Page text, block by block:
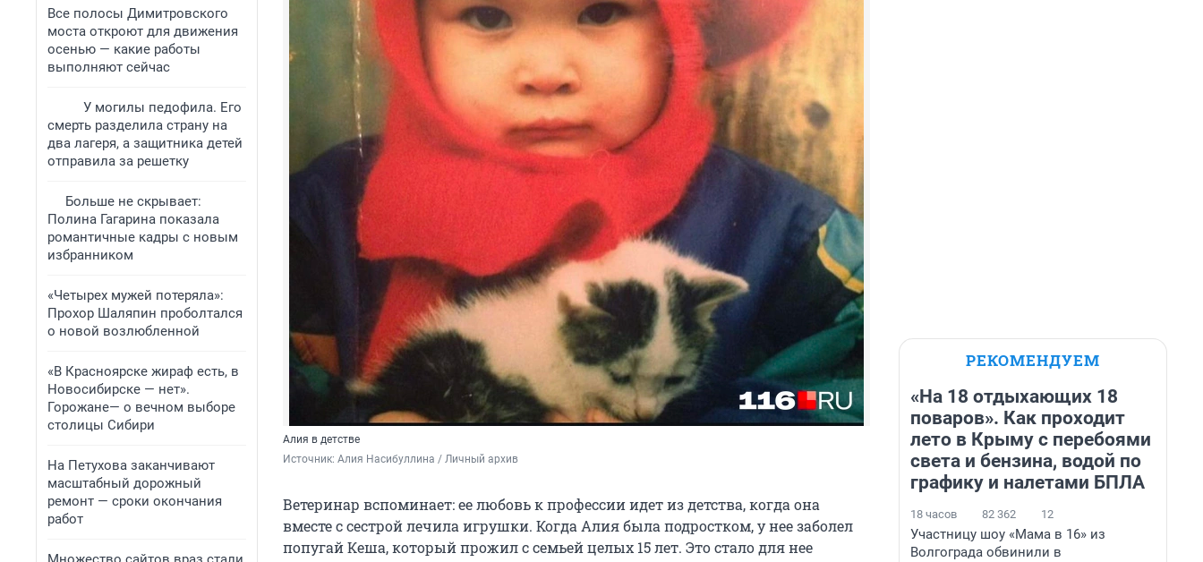
Все полосы Димитровского
моста откроют для движения
осенью — какие работы
выполняют сейчас
У могилы педофила. Его
смерть разделила страну на
два лагеря, а защитника детей
отправила за решетку
Больше не скрывает:
Полина Гагарина показала
романтичные кадры с новым
избранником
«Четырех мужей потеряла»:
Прохор Шаляпин проболтался
о новой возлюбленной
«В Красноярске жираф есть, в
Новосибирске — нет».
Горожане— о вечном выборе
столицы Сибири
На Петухова заканчивают
масштабный дорожный
ремонт — сроки окончания
работ
Алия в детстве
Источник: Алия Насибуллина / Личный архив
Ветеринар вспоминает: ее любовь к профессии идет из детства, когда она
вместе с сестрой лечила игрушки. Когда Алия была подростком, у нее заболел
попугай Кеша, который прожил с семьей целых 15 лет. Это стало для нее
РЕКОМЕНДУЕМ
«На 18 отдыхающих 18
поваров». Как проходит
лето в Крыму с перебоями
света и бензина, водой по
графику и налетами БПЛА
18 часов 82 362 12
Участницу шоу «Мама в 16» из
Волгограда обвинили в